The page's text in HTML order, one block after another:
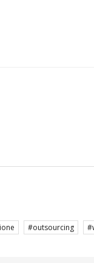
outsourcing